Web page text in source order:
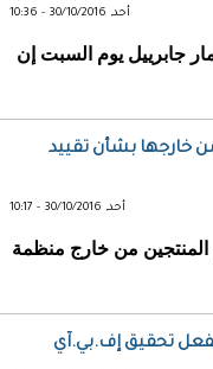
أحد, 30/10/2016 - 10:36
جابرييل يوم السبت إن
خارجها بشأن تقييد
أحد, 30/10/2016 - 10:17
من خارج منظمة